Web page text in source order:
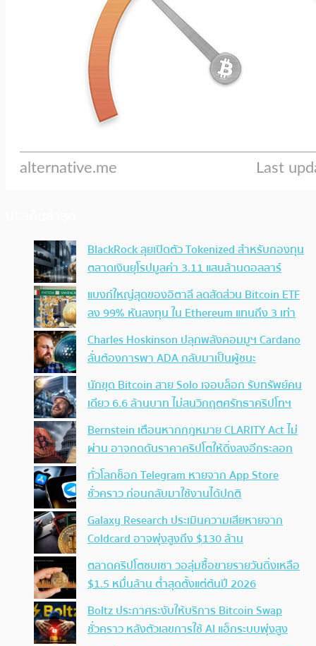
BlackRock ลุยเปิดตัว Tokenized สำหรับกองทุน
ตลาดเงินยุโรปมูลค่า 3.11 แสนล้านดอลลาร์
แบงก์ใหญ่สุดของอิตาลี ลดสัดส่วน Bitcoin ETF
ลง 99% หันลงทุน ใน Ethereum แทนถึง 3 เท่า
Charles Hoskinson ปลุกพลังคอมมูฯ Cardano
ลั่นต้องการพา ADA กลับมาเป็นผู้ชนะ
นักขุด Bitcoin สาย Solo เจอบล็อก รับทรัพย์คน
เดียว 6.6 ล้านบาท ไม่สนวิกฤตศรัทธาคริปโทฯ
Bernstein เตือนหากกฎหมาย CLARITY Act ไม่
ผ่าน อาจกดดันราคาคริปโตให้ดิ่งลงอีกระลอก
ทั่วโลกช็อก Telegram หายจาก App Store
ชั่วคราว ก่อนกลับมาใช้งานได้ปกติ
Galaxy Research ประเมินความเสียหายจาก
Coldcard อาจพุ่งสูงถึง $130 ล้าน
ตลาดคริปโตซบเซา วอลุ่มซื้อขายรายวันดิ่งเหลือ
$1.5 หมื่นล้าน ต่ำสุดตั้งแต่ต้นปี 2026
Boltz ประกาศระงับให้บริการ Bitcoin Swap
ชั่วคราว หลังตัวเลขการใช้ AI แฮ็กระบบพุ่งสูง